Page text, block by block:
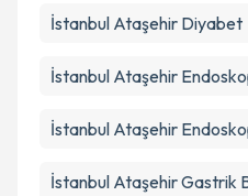
İstanbul Ataşehir Diyabet
İstanbul Ataşehir
İstanbul Ataşehir
İstanbul Ataşehir Gastrik